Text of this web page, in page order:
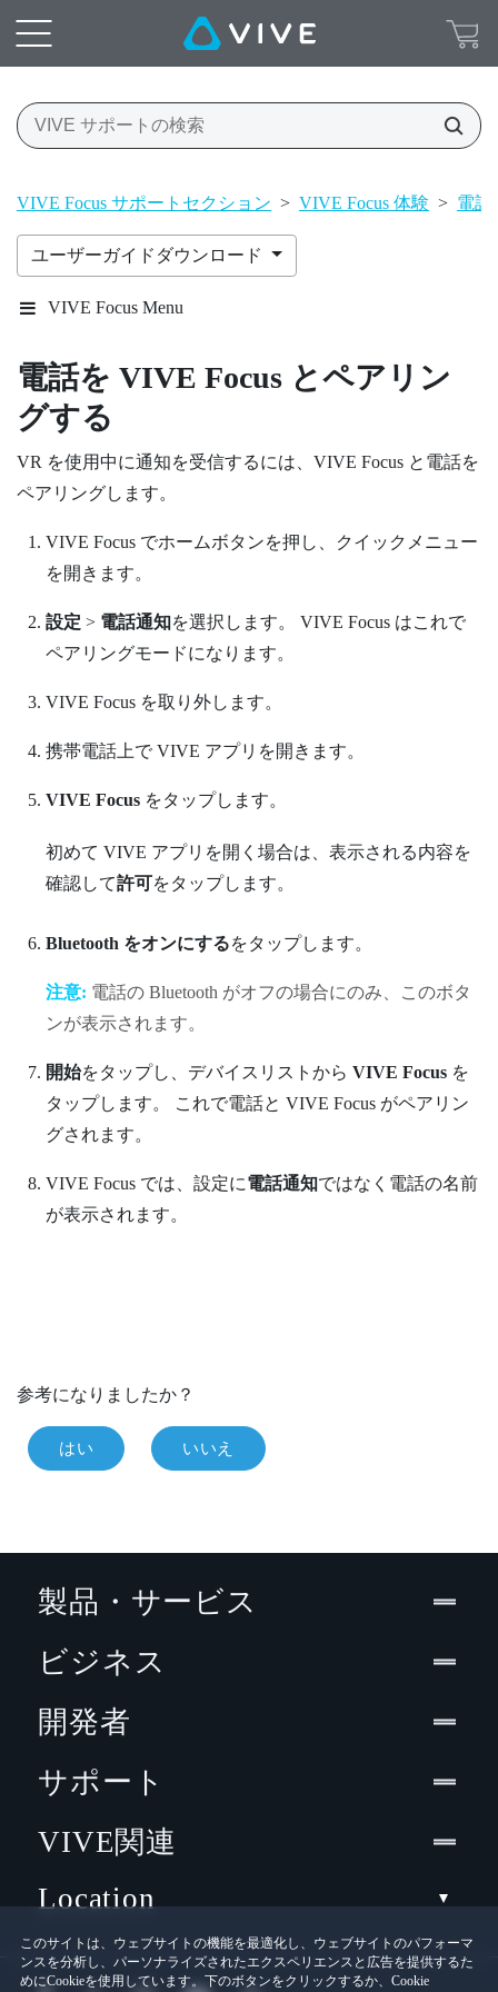
VIVE Focus サポートセクション > VIVE Focus 体験 > 電話
ユーザーガイドダウンロード
VIVE Focus Menu
電話を VIVE Focus とペアリン
グする
VR を使用中に通知を受信するには、 VIVE Focus と電話を
ペアリングします。
VIVE Focusでホームボタンを押し、クイックメニュー
を開きます。
設定 > 電話通知を選択します。 VIVE Focusはこれで
ペアリングモードになります。
VIVE Focusを取り外します。
携帯電話上で VIVE アプリを開きます。
VIVE Focusをタップします。
初めて VIVE アプリを開く場合は、表示される内容を
確認して許可をタップします。
Bluetooth をオンにするをタップします。
注意: 電話の Bluetooth がオフの場合にのみ、このボタ
ンが表示されます。
開始をタップし、デバイスリストから VIVE Focusを
タップします。
これで電話と VIVE Focusがペアリン
グされます。
VIVE Focusでは、設定に電話通知ではなく電話の名前
が表示されます。
参考になりましたか？
はい いいえ
このサイトは、ウェブサイトの機能を最適化し、ウェブサイトのパフォーマ
ンスを分析し、パーソナライズされたエクスペリエンスと広告を提供するた
めにCookieを使用しています。下のボタンをクリックするか、Cookie
製品・サービス
ビジネス
開発者
サポート
VIVE関連
Location